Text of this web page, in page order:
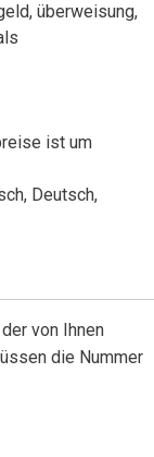
überweisung,
ist um
Deutsch,
von Ihnen
die Nummer